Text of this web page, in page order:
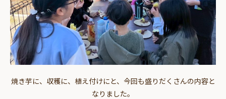
焼き芋に、収穫に、植え付けにと、今回も盛りだくさんの内容と
なりました。